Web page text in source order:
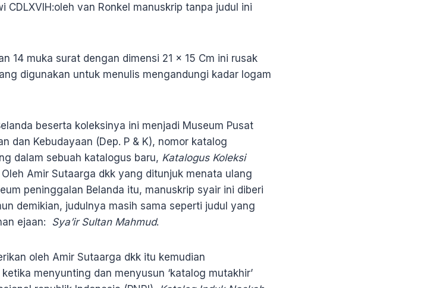
van Ronkel manuskrip tanpa judul ini
14 muka surat dengan dimensi 21 x 15 Cm ini rusak
digunakan untuk menulis mengandungi kadar logam
beserta koleksinya ini menjadi Museum Pusat
dan Kebudayaan (Dep. P & K), nomor katalog
dalam sebuah katalogus baru, Katalogus Koleksi
Oleh Amir Sutaarga dkk yang ditunjuk menata ulang
peninggalan Belanda itu, manuskrip syair ini diberi
demikian, judulnya masih sama seperti judul yang
ejaan: Sya’ir Sultan Mahmud.
oleh Amir Sutaarga dkk itu kemudian
menyunting dan menyusun ‘katalog mutakhir’